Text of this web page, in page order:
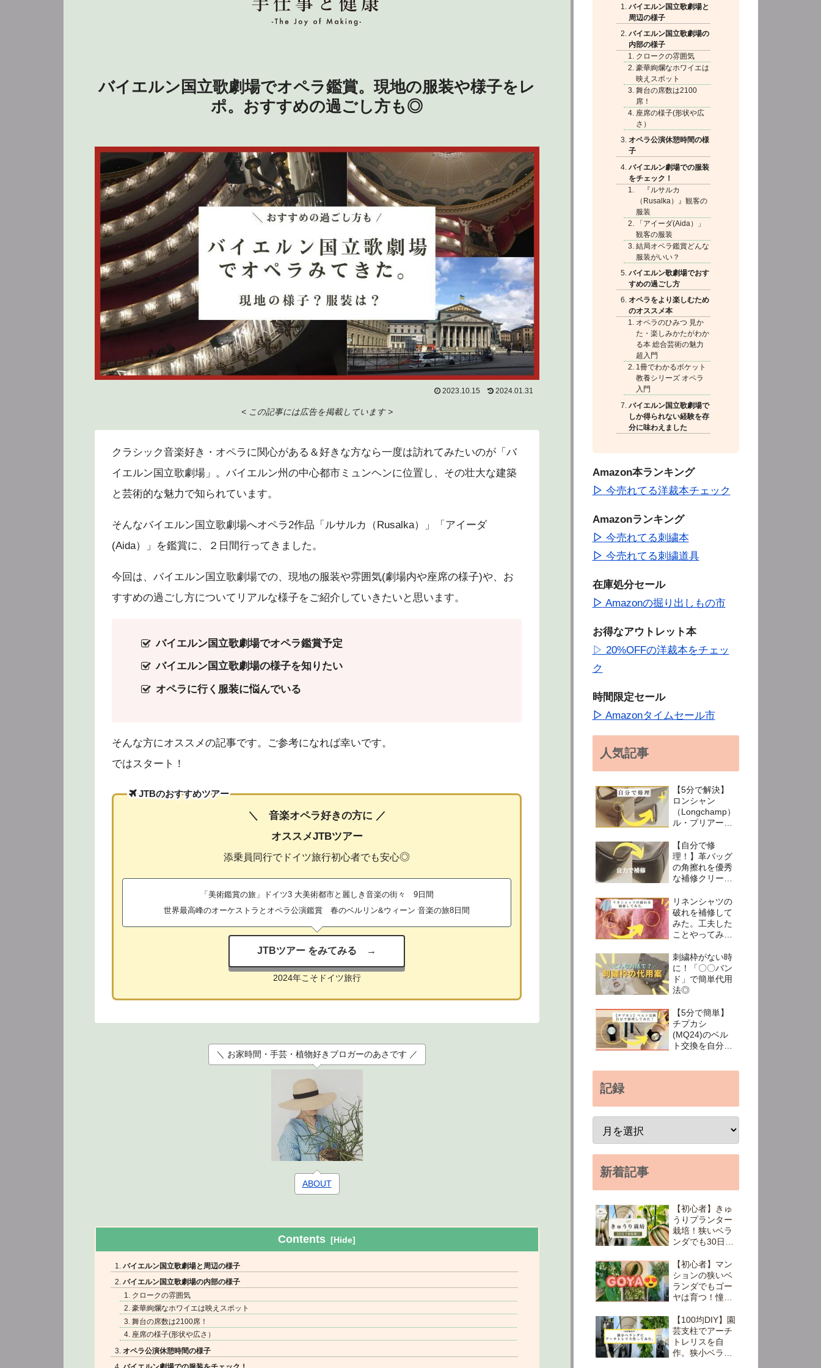
バイエルン国立歌劇場でオペラ鑑賞。現地の服装や様子をレ
ポ。おすすめの過ごし方も◎
2023.10.15 2024.01.31
< この記事には広告を掲載しています >
クラシック音楽好き・オペラに関心がある＆好きな方なら一度は訪れてみたいのが「バ
イエルン国立歌劇場」。バイエルン州の中心都市ミュンヘンに位置し、その壮大な建築
と芸術的な魅力で知られています。
そんなバイエルン国立歌劇場へオペラ2作品「ルサルカ（Rusalka）」「アイーダ
(Aida）」を鑑賞に、２日間行ってきました。
今回は、バイエルン国立歌劇場での、現地の服装や雰囲気(劇場内や座席の様子)や、お
すすめの過ごし方についてリアルな様子をご紹介していきたいと思います。
バイエルン国立歌劇場でオペラ鑑賞予定
バイエルン国立歌劇場の様子を知りたい
オペラに行く服装に悩んでいる
そんな方にオススメの記事です。ご参考になれば幸いです。
ではスタート！
JTBのおすすめツアー
＼ 音楽オペラ好きの方に ／
オススメJTBツアー
添乗員同行でドイツ旅行初心者でも安心◎
「美術鑑賞の旅」ドイツ3 大美術都市と麗しき音楽の街々 9日間
世界最高峰のオーケストラとオペラ公演鑑賞 春のベルリン&ウィーン 音楽の旅8日間
JTBツアー をみてみる →
2024年こそドイツ旅行
＼ お家時間・手芸・植物好きブロガーのあさです ／
ABOUT
Contents
バイエルン国立歌劇場と周辺の様子
バイエルン国立歌劇場の内部の様子
クロークの雰囲気
豪華絢爛なホワイエは映えスポット
舞台の席数は2100席！
座席の様子(形状や広さ）
オペラ公演休憩時間の様子
バイエルン国立歌劇場と
周辺の様子
バイエルン国立歌劇場の
内部の様子
クロークの雰囲気
豪華絢爛なホワイエは
映えスポット
舞台の席数は2100
席！
座席の様子(形状や広
さ）
オペラ公演休憩時間の様
子
バイエルン劇場での服装
をチェック！
『ルサルカ
（Rusalka）』観客の
服装
「アイーダ(Aida）」
観客の服装
結局オペラ鑑賞どんな
服装がいい？
バイエルン歌劇場でおす
すめの過ごし方
オペラをより楽しむため
のオススメ本
オペラのひみつ 見か
た・楽しみかたがわか
る本 総合芸術の魅力
超入門
1冊でわかるポケット
教養シリーズ オペラ
入門
バイエルン国立歌劇場で
しか得られない経験を存
分に味わえました
Amazon本ランキング
▷ 今売れてる洋裁本チェック
Amazonランキング
▷ 今売れてる刺繍本
▷ 今売れてる刺繍道具
在庫処分セール
▷ Amazonの掘り出しもの市
お得なアウトレット本
▷ 20%OFFの洋裁本をチェッ
ク
時間限定セール
▷ Amazonタイムセール市
人気記事
【5分で解決】
ロンシャン
（Longchamp）
ル・プリアージ
わずに修理する
方法。ダブルク
リップで応急処
置！
【自分で修
理！】革バッグ
の角擦れを優秀
な補修クリーム
なおせたよ
リネンシャツの
破れを補修して
みた。工夫した
ことやってみた
刺繍枠がない時
に！「〇〇バン
ド」で簡単代用
法◎
【5分で簡単】
チプカシ
(MQ24)のベル
ト交換を自分で
記録
新着記事
【初心者】きゅ
うりプランター
栽培！狭いベラ
ンダでも30日で
【初心者】マン
ションの狭いベ
ランダでもゴー
ヤは育つ！憧れ
ができるまで
【100均DIY】園
芸支柱でアーチ
トレリスを自
作。狭小ベラン